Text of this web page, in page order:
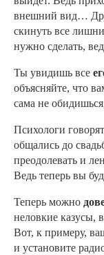
внешний вид…
скинуть все
нужно сделать,
Ты увидишь все
объясняйте, что
сама не
Психологи
общались до
преодолевать и
Ведь теперь вы
Теперь можно
неловкие казусы,
Вот, к примеру,
и установите